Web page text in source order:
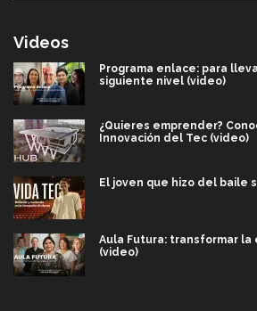
Videos
Programa enlace: para
siguiente nivel (video)
¿Quieres emprender?
Innovación del Tec (video)
El joven que hizo del baile
Aula Futura: transformar
(video)